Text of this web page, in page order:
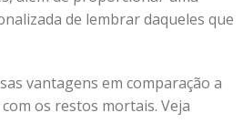
de lembrar daqueles que
vantagens em comparação a
os restos mortais. Veja